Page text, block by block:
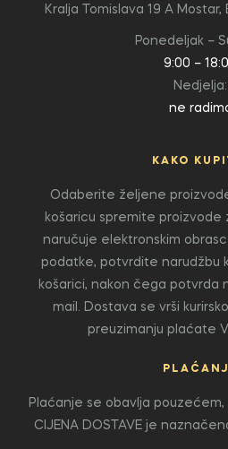
Kralja Tomislava 19 A Mostar,
Ponedeljak –
9:00 –
Nedjelja:
ne
KAKO
Odaberite željene
košaricu spremite proizvode
naručuje elektronskim
podatke, potvrdite narudžbu
košarici, nakon čega potvrda
mail. Dostava se vrši
preuzimanju plaćate
Plaćanje se obavlja pouzećem,
CIJENA DOSTAVE je